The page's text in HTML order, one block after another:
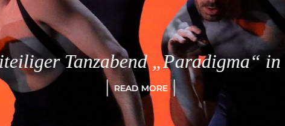
Tanzabend „Paradigma“ in
READ MORE